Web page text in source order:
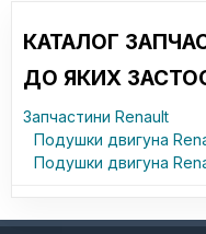
КАТАЛОГ
ДО ЯКИХ
Запчастини Renault
Подушки двигуна
Подушки двигуна